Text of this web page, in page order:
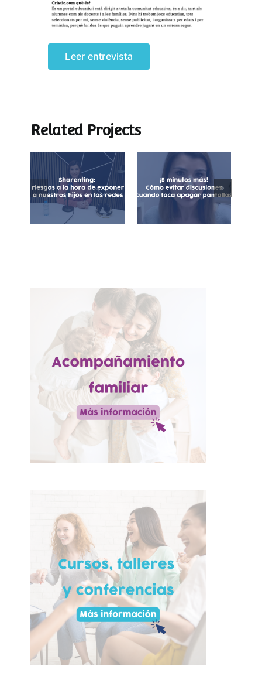
Leer entrevista
Related Projects
Sharenting:
exposición de
menores en
redes sociales
Cómo evitar
discusiones
cuando toca